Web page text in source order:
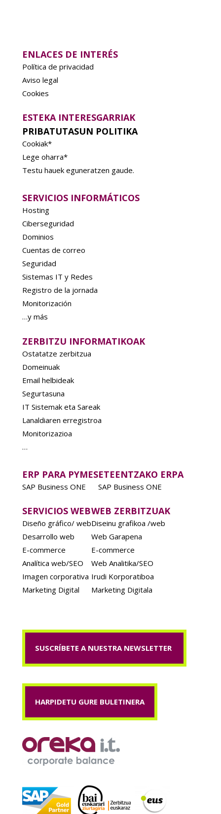
ENLACES DE INTERÉS
Política de privacidad
Aviso legal
Cookies
ESTEKA INTERESGARRIAK
PRIBATUTASUN POLITIKA
Cookiak*
Lege oharra*
Testu hauek eguneratzen gaude.
SERVICIOS INFORMÁTICOS
Hosting
Ciberseguridad
Dominios
Cuentas de correo
Seguridad
Sistemas IT y Redes
Registro de la jornada
Monitorización
…y más
ZERBITZU INFORMATIKOAK
Ostatatze zerbitzua
Domeinuak
Email helbideak
Segurtasuna
IT Sistemak eta Sareak
Lanaldiaren erregistroa
Monitorizazioa
…
ERP PARA PYMES
SAP Business ONE
ETEENTZAKO ERPA
SAP Business ONE
SERVICIOS WEB
Diseño gráfico/ web
Desarrollo web
E-commerce
Analítica web/SEO
Imagen corporativa
Marketing Digital
WEB ZERBITZUAK
Diseinu grafikoa /web
Web Garapena
E-commerce
Web Analitika/SEO
Irudi Korporatiboa
Marketing Digitala
SUSCRÍBETE A NUESTRA NEWSLETTER
HARPIDETU GURE BULETINERA